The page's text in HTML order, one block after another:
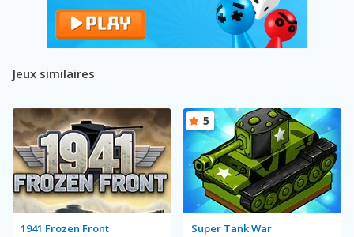
Jeux similaires
1941 Frozen Front Super Tank War
5